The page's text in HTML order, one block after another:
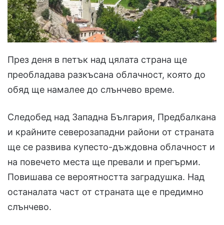
През деня в петък над цялата страна ще
преобладава разкъсана облачност, която до
обяд ще намалее до слънчево време.
Следобед над Западна България, Предбалкана
и крайните северозападни райони от страната
ще се развива купесто-дъждовна облачност и
на повечето места ще превали и прегърми.
Повишава се вероятността заградушка. Над
останалата част от страната ще е предимно
слънчево.